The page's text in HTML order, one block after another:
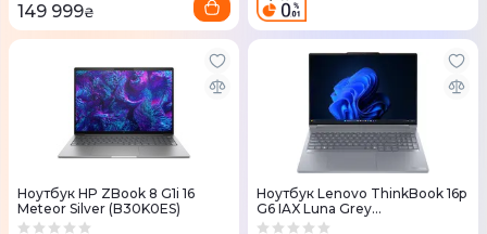
149 999₴
Ноутбук HP ZBook 8 G1i 16
Meteor Silver (B30K0ES)
Ноутбук Lenovo ThinkBook 16p
G6 IAX Luna Grey
(21R0004ARA)